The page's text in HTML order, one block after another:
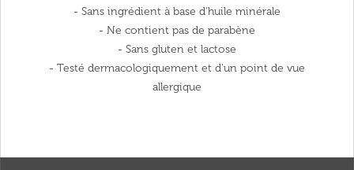
- Sans ingrédient à base d'huile minérale
- Ne contient pas de parabène
- Sans gluten et lactose
- Testé dermacologiquement et d'un point de vue
allergique